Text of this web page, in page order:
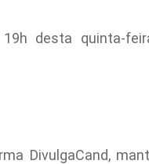
desta quinta-
DivulgaCand,